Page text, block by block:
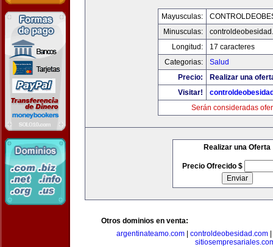
Mayusculas:
Minusculas:
Longitud:
17 caracteres
Categorias:
Salud
Precio:
Realizar una
Visitar!
Serán consideradas
Realizar una Oferta
Precio Ofrecido $
Otros dominios en venta:
argentinateamo.com| controldeobesidad.com|